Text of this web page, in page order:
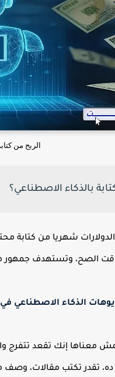
الربح من
بالذكاء الاصطناعي؟
الصح، وتستهدف جمهور
الذكاء الاصطناعي في 2025
مش معناها إنك تقعد تتفرج
تقدر تكتب مقالات، وصف